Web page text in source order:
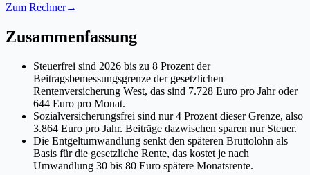
Zum Rechner→
Zusammenfassung
Steuerfrei sind 2026 bis zu 8 Prozent der
Beitragsbemessungsgrenze der gesetzlichen
Rentenversicherung West, das sind 7.728 Euro pro Jahr oder
644 Euro pro Monat.
Sozialversicherungsfrei sind nur 4 Prozent dieser Grenze, also
3.864 Euro pro Jahr. Beiträge dazwischen sparen nur Steuer.
Die Entgeltumwandlung senkt den späteren Bruttolohn als
Basis für die gesetzliche Rente, das kostet je nach
Umwandlung 30 bis 80 Euro spätere Monatsrente.